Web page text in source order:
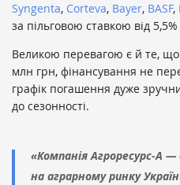
Syngenta, Corteva, Bayer, BASF,
за пільговою ставкою від
Великою перевагою є й те, що
млн грн, фінансування не
графік погашення дуже
до сезонності.
«Компанія Агроресурс-А
на аграрному ринку